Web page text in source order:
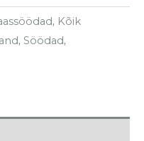
, Kõik
, Söödad,